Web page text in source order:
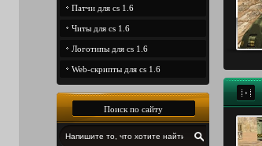
Патчи для cs 1.6
Читы для cs 1.6
Логотипы для cs 1.6
Web-скрипты для cs 1.6
Поиск по сайту